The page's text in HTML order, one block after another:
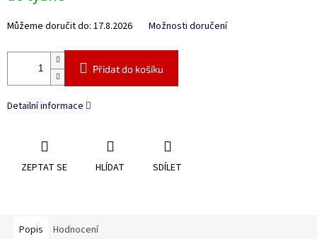
Můžeme doručit do: 17.8.2026 Možnosti doručení
Přidat do košíku
Detailní informace
ZEPTAT SE HLÍDAT SDÍLET
Popis Hodnocení